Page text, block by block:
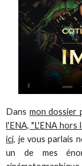
Dans mon dossier
l'ENA, "L'ENA hors
ici, je vous parlais
un de mes